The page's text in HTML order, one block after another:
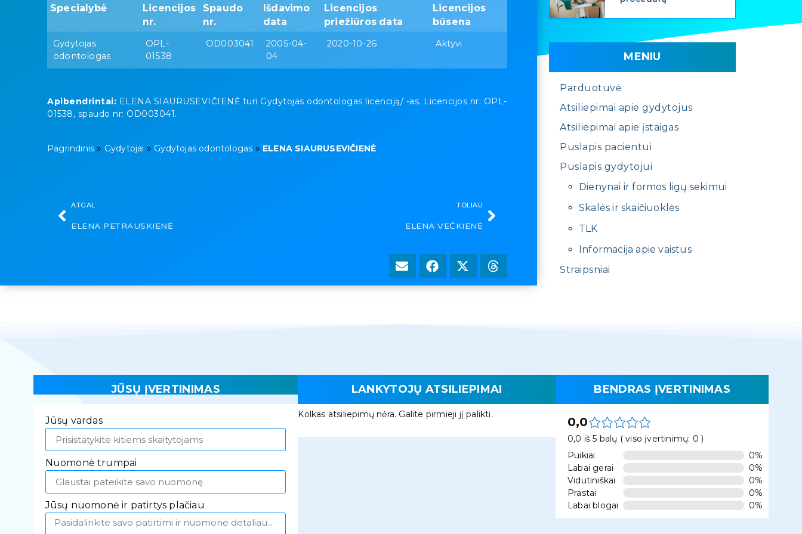
Specialybė
Licencijos
nr.
Spaudo
nr.
Išdavimo
data
Licencijos
priežiūros data
Licencijos
būsena
Gydytojas
odontologas
OPL-
01538
OD003041
2005-04-
04
2020-10-26 Aktyvi
Apibendrintai: ELENA SIAURUSEVIČIENĖ turi Gydytojas odontologas licenciją/ -as. Licencijos nr: OPL-
01538, spaudo nr: OD003041.
Pagrindinis » Gydytojai » Gydytojas odontologas » ELENA SIAURUSEVIČIENĖ
ATGAL
ELENA PETRAUSKIENĖ
TOLIAU
ELENA VEČKIENĖ
MENIU
Parduotuvė
Atsiliepimai apie gydytojus
Atsiliepimai apie įstaigas
Puslapis pacientui
Puslapis gydytojui
Dienynai ir formos ligų sekimui
Skalės ir skaičiuoklės
TLK
Informacija apie vaistus
Straipsniai
JŪSŲ ĮVERTINIMAS
Jūsų vardas
Nuomonė trumpai
Jūsų nuomonė ir patirtys plačiau
LANKYTOJŲ ATSILIEPIMAI
Kolkas atsiliepimų nėra. Galite pirmieji jį palikti.
BENDRAS ĮVERTINIMAS
0,0
0,0 iš 5 balų ( viso įvertinimų: 0 )
Puikiai
0%
Labai gerai
0%
Vidutiniškai
0%
Prastai
0%
Labai blogai
0%